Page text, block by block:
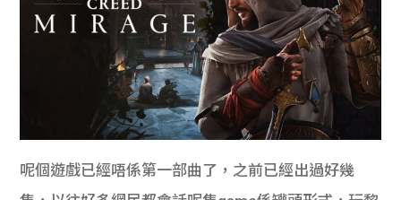
呢個遊戲已經唔係第一部曲了，之前已經出過好幾